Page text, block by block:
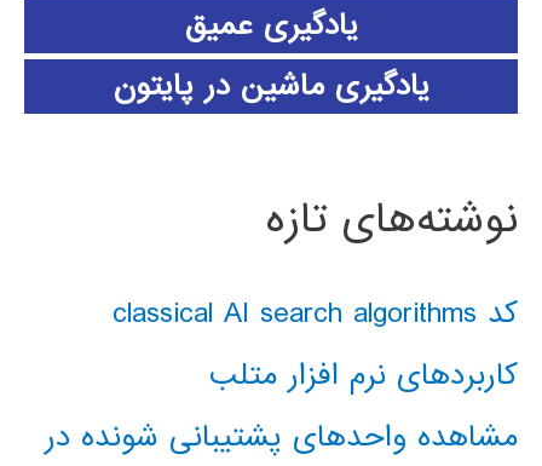
یادگیری عمیق
یادگیری ماشین در پایتون
نوشته‌های تازه
کد classical AI search algorithms
کاربردهای نرم افزار متلب
مشاهده واحدهای پشتیبانی شونده در